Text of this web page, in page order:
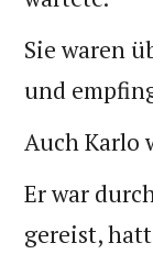
Sie waren
und
Auch Karlo
Er war
gereist,